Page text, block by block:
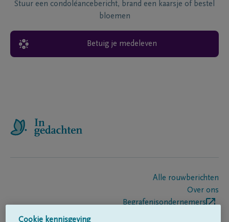
Stuur een condoléancebericht, brand een kaarsje of bestel
bloemen
Betuig je medeleven
Alle rouwberichten
Over ons
Begrafenisondernemers
Cookie kennisgeving